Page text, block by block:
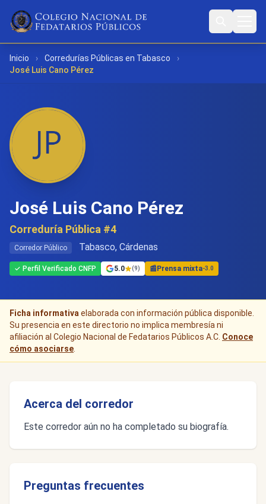
Inicio › Corredurías Públicas en Tabasco
›
José Luis Cano Pérez
José Luis Cano Pérez
Correduría Pública #4
Corredor Público Tabasco, Cárdenas
✓ Perfil Verificado CNFP 5.0 (9) 📰 Prensa mixta-3.0
Ficha informativa elaborada con información pública disponible.
Su presencia en este directorio no implica membresía ni
afiliación al Colegio Nacional de Fedatarios Públicos A.C. Conoce
cómo asociarse
Acerca del corredor
Este corredor aún no ha completado su biografía.
Preguntas frecuentes